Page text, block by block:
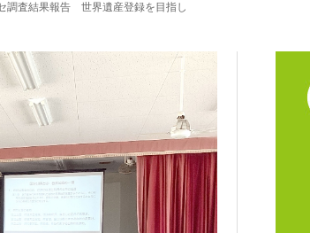
調査結果報告 世界遺産登録を目指し